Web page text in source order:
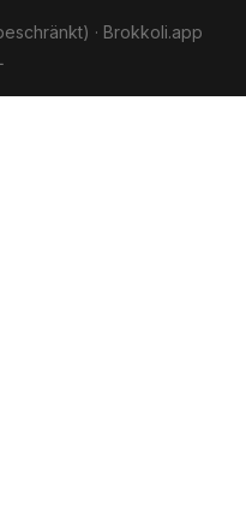
· Brokkoli.app